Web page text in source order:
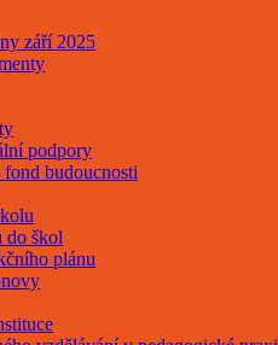
září 2025
podpory
budoucnosti
do škol
plánu